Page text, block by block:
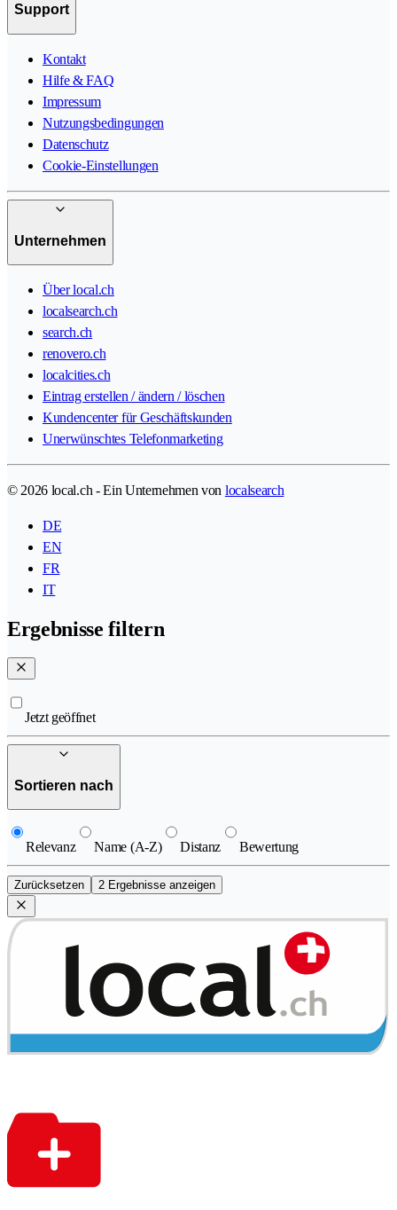
Support
Kontakt
Hilfe & FAQ
Impressum
Nutzungsbedingungen
Datenschutz
Cookie-Einstellungen
Unternehmen
Über local.ch
localsearch.ch
search.ch
renovero.ch
localcities.ch
Eintrag erstellen / ändern / löschen
Kundencenter für Geschäftskunden
Unerwünschtes Telefonmarketing
© 2026 local.ch - Ein Unternehmen von localsearch
DE
EN
FR
IT
Ergebnisse filtern
Jetzt geöffnet
Sortieren nach
Relevanz Name (A-Z) Distanz Bewertung
Zurücksetzen 2 Ergebnisse anzeigen